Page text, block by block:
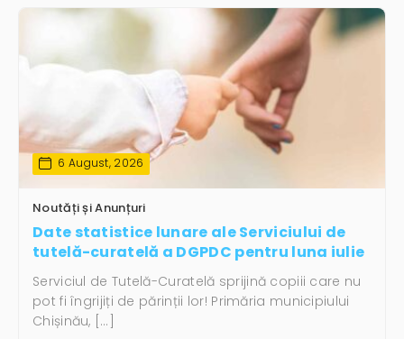
6 August, 2026
Noutăți și Anunțuri
Date statistice lunare ale Serviciului de
tutelă-curatelă a DGPDC pentru luna iulie
Serviciul de Tutelă-Curatelă sprijină copiii care nu
pot fi îngrijiți de părinții lor! Primăria municipiului
Chișinău, […]